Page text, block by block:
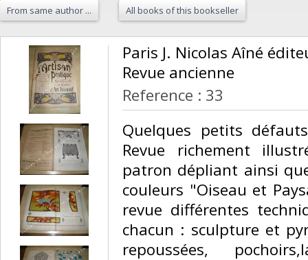
From same author ... All books of this bookseller
‎Paris J. Nicolas Aîné
Revue ancienne ‎
Reference : 33
‎Quelques petits
Revue richement
patron dépliant ainsi
couleurs "Oiseau et
revue différentes
chacun : sculpture et
repoussées,